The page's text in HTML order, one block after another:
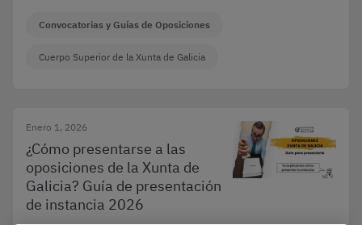
Convocatorias y Guías de Oposiciones
Cuerpo Superior de la Xunta de Galicia
Enero 1, 2026
¿Cómo presentarse a las
oposiciones de la Xunta de
Galicia? Guía de presentación
de instancia 2026